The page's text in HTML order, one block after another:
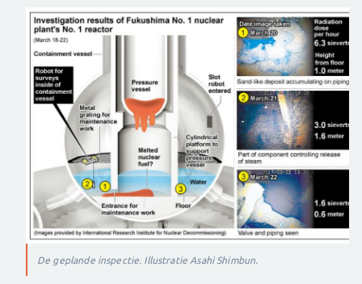
De geplande inspectie. Illustratie Asahi Shimbun.